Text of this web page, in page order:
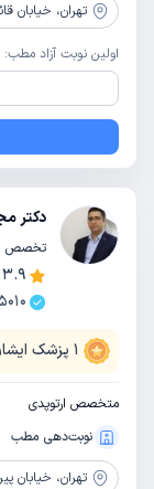
تهران، خیابان قائم
اولین نوبت آزاد مطب:
دکتر
تخصص
3.9
1 پزشک
متخصص ارتوپدی
نوبت‌دهی مطب
تهران، خیابان پیروزی ،